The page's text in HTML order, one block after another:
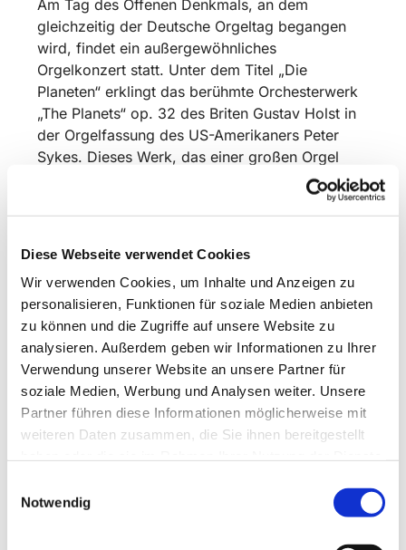
Diese Webseite verwendet Cookies
Wir verwenden Cookies, um Inhalte und Anzeigen zu
personalisieren, Funktionen für soziale Medien anbieten
zu können und die Zugriffe auf unsere Website zu
analysieren. Außerdem geben wir Informationen zu Ihrer
Verwendung unserer Website an unsere Partner für
soziale Medien, Werbung und Analysen weiter. Unsere
Partner führen diese Informationen möglicherweise mit
weiteren Daten zusammen, die Sie ihnen bereitgestellt
Notwendig
Am Tag des Offenen Denkmals, an dem
gleichzeitig der Deutsche Orgeltag begangen
wird, findet ein außergewöhnliches
Orgelkonzert statt. Unter dem Titel „Die
Planeten“ erklingt das berühmte Orchesterwerk
„The Planets“ op. 32 des Briten Gustav Holst in
der Orgelfassung des US-Amerikaners Peter
Sykes. Dieses Werk, das einer großen Orgel
viele Klangfarben und eine große dynamische
Bandbreite abverlangt, erklingt auf der Noeske-
Orgel von 1974/1980. Auf der Wilhelm-Orgel
von Dietrich Buxtehude gespielt. Dieses Werk
des Lübecker Komponisten wird mit der großen
astronomischen Uhr, die in Buxtehudes
Wirkungsstätte St. Marien aufgestellt war und
die Stellung der damals bekannten sieben
Planeten anzeigte, in Verbindung gebracht. Es
spielt Martin Baumann. Als Orgelassistent wirkt
Thorben Scholz mit.
beschäftigt: Der Kunst_R_A_U_M Kaufungen, ein
Kunst- und Kreativangebot unter der Leitung
von Peter Eckhardt, bdks (Baunataler Diakonie